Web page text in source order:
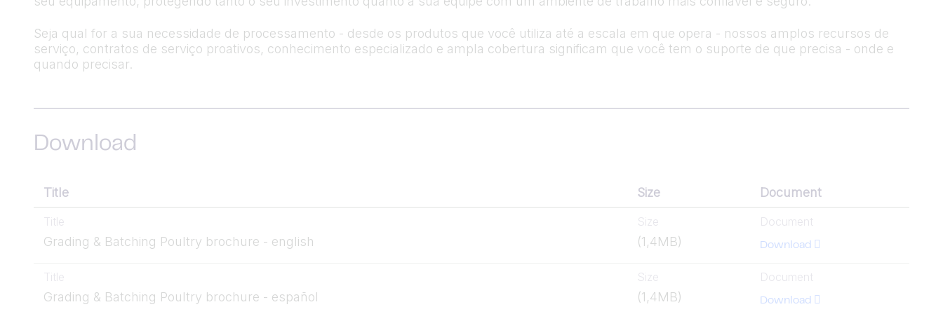
Seja qual for a sua necessidade de processamento - desde os produtos que você utiliza até a escala em que opera - nossos amplos recursos de
serviço, contratos de serviço proativos, conhecimento especializado e ampla cobertura significam que você tem o suporte de que precisa - onde e
quando precisar.
Download
Title Size Document
Title
Grading & Batching Poultry brochure - english
Size
(1,4MB)
Document
Download
Title
Grading & Batching Poultry brochure - español
Size
(1,4MB)
Document
Download